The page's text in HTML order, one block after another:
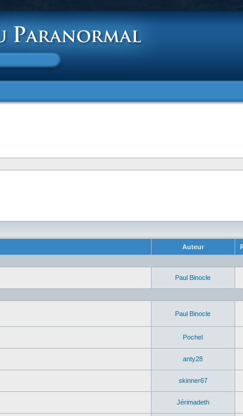
Auteur
Paul Binocle
Paul Binocle
Pochel
anty28
skinner67
Jérimadeth